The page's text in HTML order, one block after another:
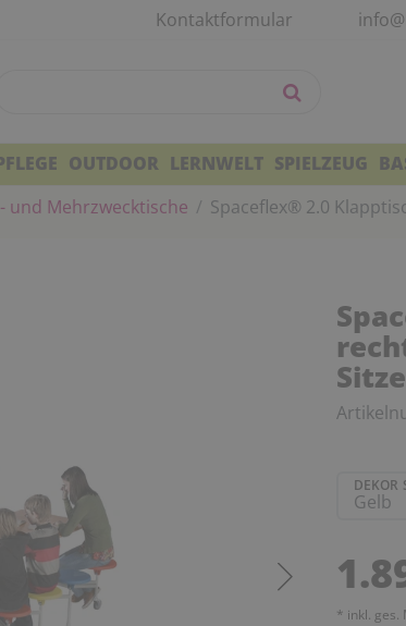
Kontaktformular
OUTDOOR LERNWELT SPIELZEUG
und Mehrzwecktische Spaceflex® 2.0
DEKOR
* inkl. ges.